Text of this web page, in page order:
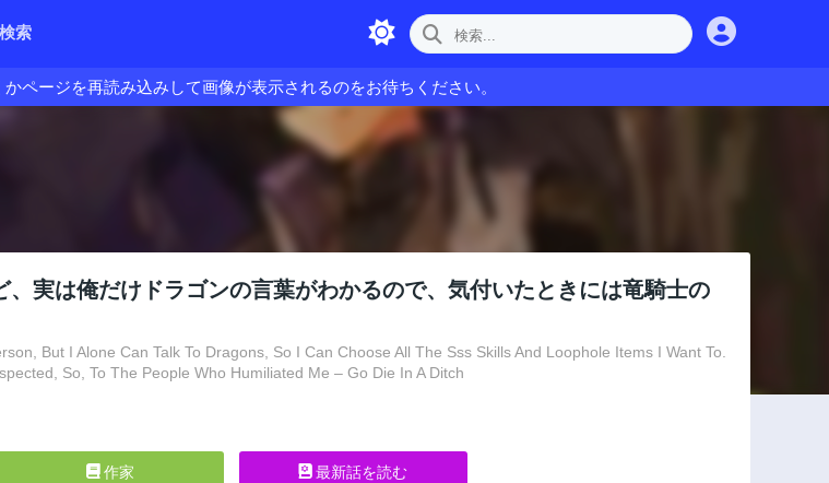
索
ページを再読み込みして画像が表示されるのをお待ちください。
、実は俺だけドラゴンの言葉がわかるので、気付いたときには竜騎士の
But I Alone Can Talk To Dragons, So I Can Choose All The Sss Skills And Loophole Items I Want To.
So, To The People Who Humiliated Me – Go Die In A Ditch
作家 最新話を読む